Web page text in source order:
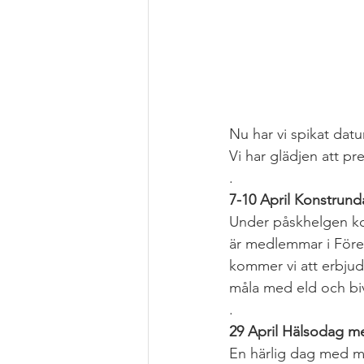
Nu har vi spikat
Vi har glädjen att
.
7-10 April
Under påskhelgen
är medlemmar i
kommer vi att
måla med eld och
.
29 April Hälsodag
En härlig dag med